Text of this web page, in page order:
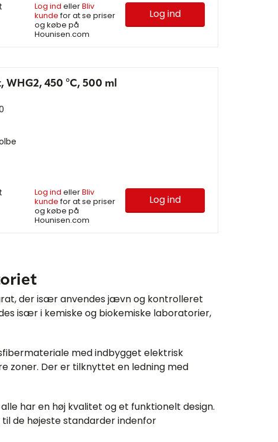
Log ind ellerBliv
kundefor at se priser
og købe på
Hounisen.com
Log ind
450 °C, 500 ml
Log ind ellerBliv
kundefor at se priser
og købe på
Hounisen.com
Log ind
der især anvendes jævn og kontrolleret
især i kemiske og biokemiske laboratorier,
med indbygget elektrisk
zoner. Der er tilknyttet en ledning med
har en høj kvalitet og et funktionelt design.
de højeste standarder indenfor